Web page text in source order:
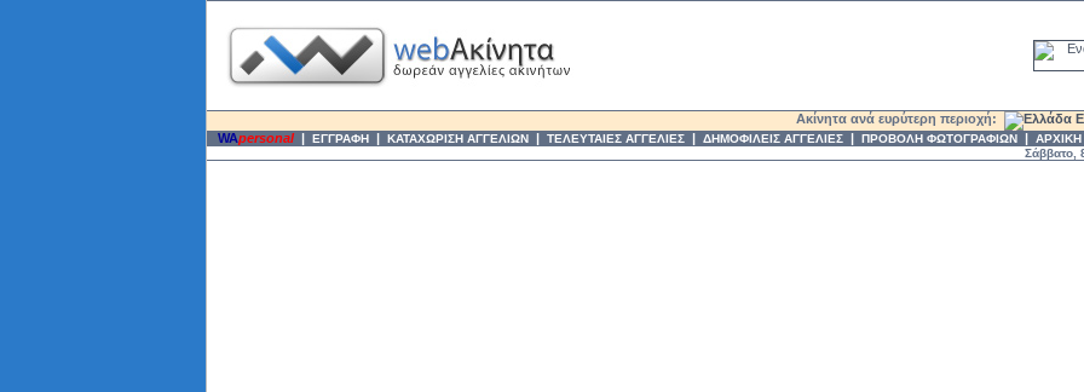
Ακίνητα ανά ευρύτερη περιοχή:
WApersonal| ΕΓΓΡΑΦΗ| ΚΑΤΑΧΩΡΙΣΗ ΑΓΓΕΛΙΩΝ| ΤΕΛΕΥΤΑΙΕΣ ΑΓΓΕΛΙΕΣ| ΔΗΜΟΦΙΛΕΙΣ ΑΓΓΕΛΙΕΣ| ΠΡΟΒΟΛΗ ΦΩΤΟΓΡΑΦΙΩΝ| ΑΡΧΙΚΗ
Σάββατο, 8.